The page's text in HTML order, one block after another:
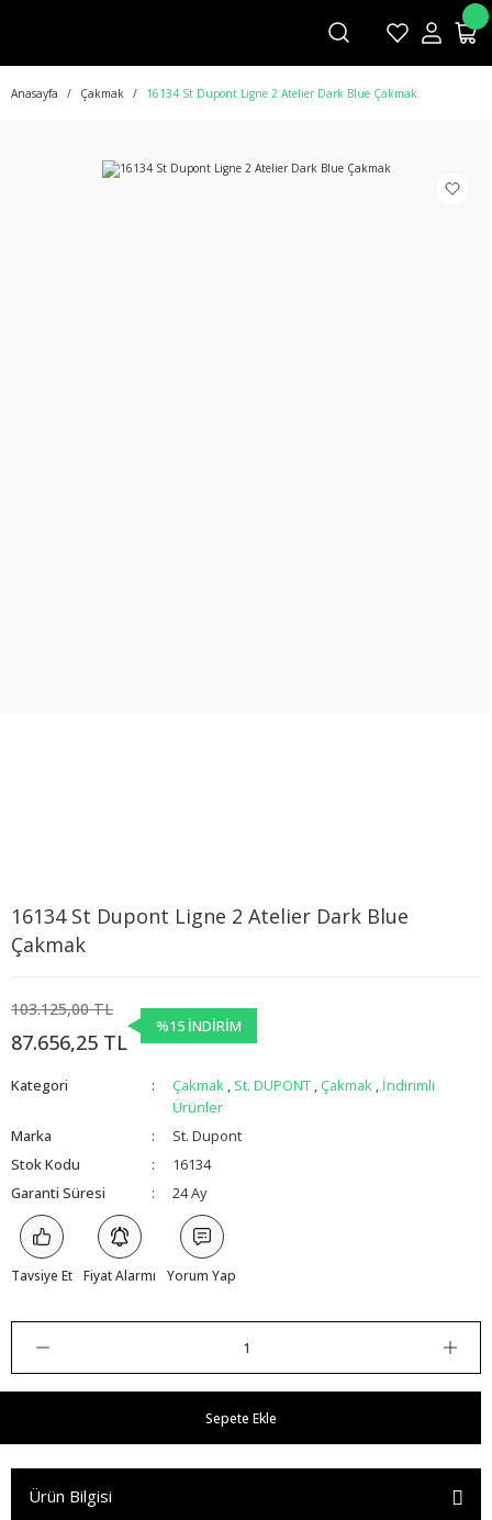
Anasayfa Çakmak 16134 St Dupont Ligne 2 Atelier Dark Blue Çakmak
16134 St Dupont Ligne 2 Atelier Dark Blue
Çakmak
103.125,00 TL
87.656,25 TL
%15 İNDİRİM
Kategori Çakmak , St. DUPONT , Çakmak , İndirimli
Ürünler
Marka
St. Dupont
Stok Kodu
16134
Garanti Süresi
24 Ay
Tavsiye Et Fiyat Alarmı Yorum Yap
Sepete Ekle
Ürün Bilgisi